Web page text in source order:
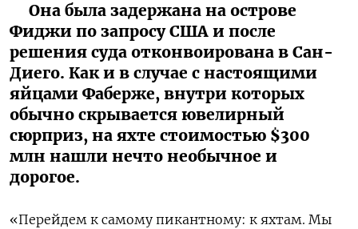
Она была задержана на острове
Фиджи по запросу США и после
решения суда отконвоирована в Сан-
Диего. Как и в случае с настоящими
яйцами Фаберже, внутри которых
обычно скрывается ювелирный
сюрприз, на яхте стоимостью $300
млн нашли нечто необычное и
дорогое.
«Перейдем к самому пикантному: к яхтам. Мы